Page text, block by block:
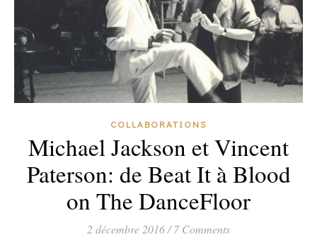
COLLABORATIONS
Michael Jackson et Vincent
Paterson: de Beat It à Blood
on The DanceFloor
2 décembre 2016/ 7 Comments